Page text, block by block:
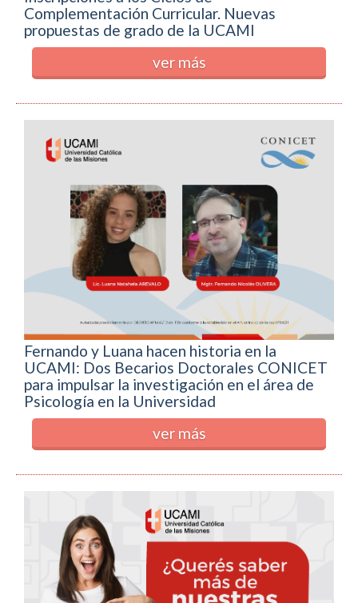
Complementación Curricular. Nuevas
propuestas de grado de la UCAMI
ver más
Fernando y Luana hacen historia en la
UCAMI: Dos Becarios Doctorales CONICET
para impulsar la investigación en el área de
Psicología en la Universidad
ver más